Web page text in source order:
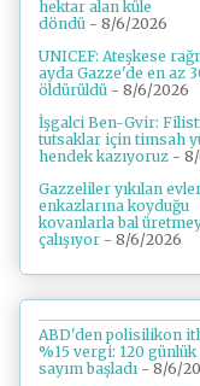
hektar alan küle
döndü - 8/6/2026
UNICEF: Ateşkese
ayda Gazze'de en az
öldürüldü - 8/6/2026
İşgalci Ben-Gvir:
tutsaklar için timsah
hendek kazıyoruz -
Gazzeliler yıkılan
enkazlarına koyduğu
kovanlarla bal
çalışıyor - 8/6/2026
ABD'den polisilikon
%15 vergi: 120
sayım başladı - 8/6/